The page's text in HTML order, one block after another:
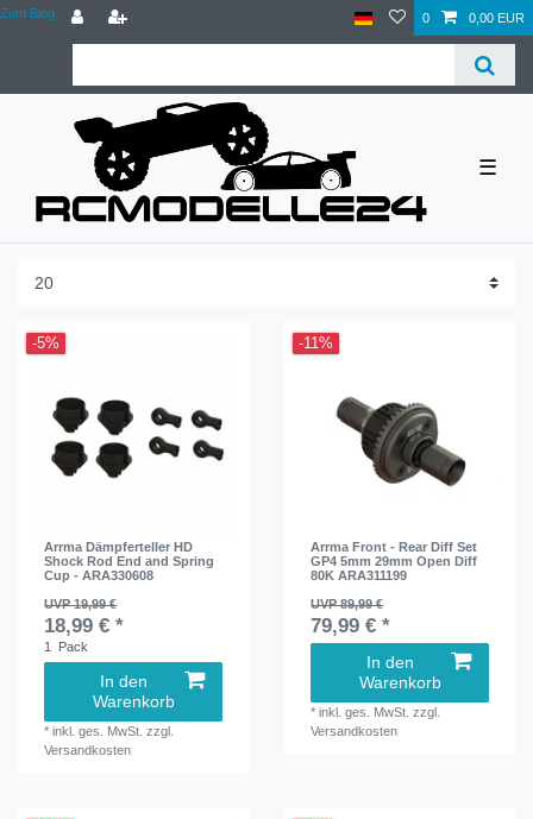
Zum Blog 0 0,00 EUR
☰
-5%
Arrma Dämpferteller HD
Shock Rod End and Spring
Cup - ARA330608
UVP 19,99 €
18,99 € *
1 Pack
In den
Warenkorb
*inkl. ges. MwSt. zzgl.
Versandkosten
-11%
Arrma Front - Rear Diff Set
GP4 5mm 29mm Open Diff
80K ARA311199
UVP 89,99 €
79,99 € *
In den
Warenkorb
*inkl. ges. MwSt. zzgl.
Versandkosten